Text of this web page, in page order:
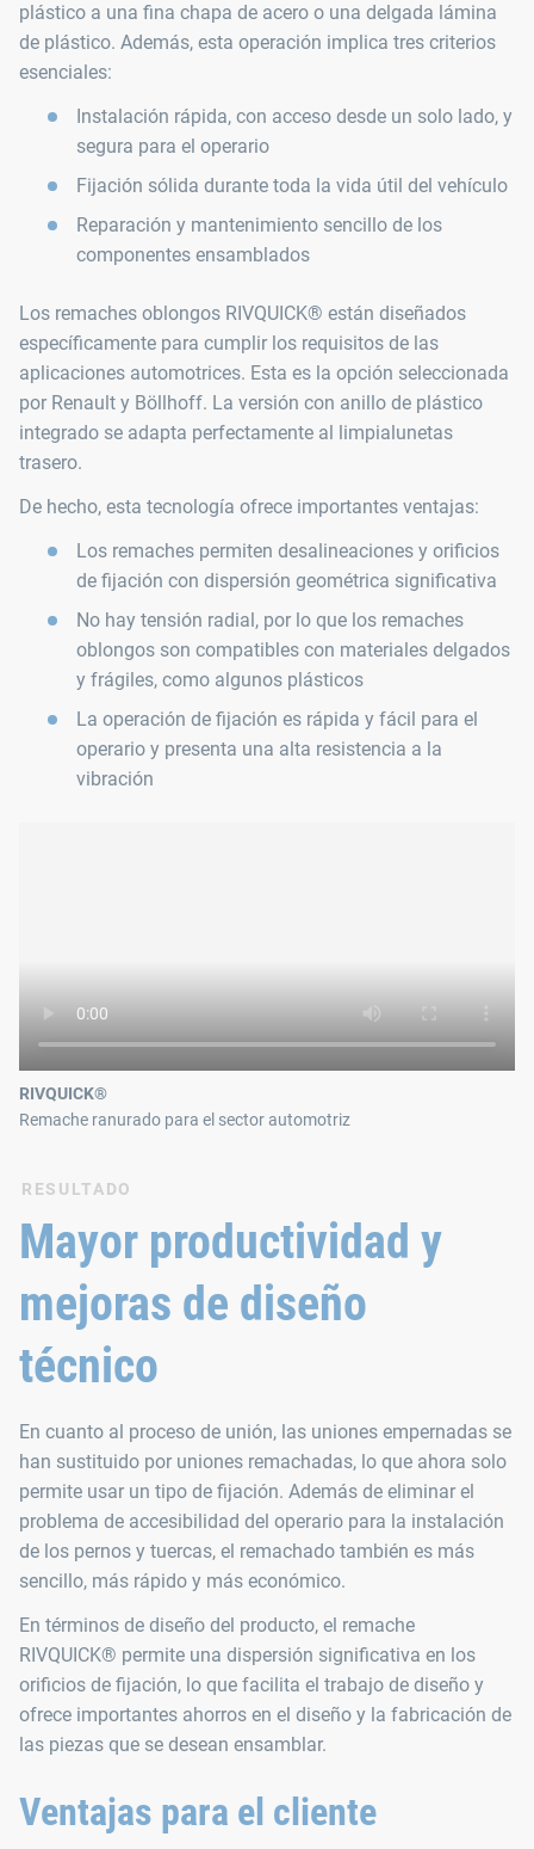
plástico a una fina chapa de acero o una delgada lámina
de plástico. Además, esta operación implica tres criterios
esenciales:
Instalación rápida, con acceso desde un solo lado, y
segura para el operario
Fijación sólida durante toda la vida útil del vehículo
Reparación y mantenimiento sencillo de los
componentes ensamblados
Los remaches oblongos RIVQUICK® están diseñados
específicamente para cumplir los requisitos de las
aplicaciones automotrices. Esta es la opción seleccionada
por Renault y Böllhoff. La versión con anillo de plástico
integrado se adapta perfectamente al limpialunetas
trasero.
De hecho, esta tecnología ofrece importantes ventajas:
Los remaches permiten desalineaciones y orificios
de fijación con dispersión geométrica significativa
No hay tensión radial, por lo que los remaches
oblongos son compatibles con materiales delgados
y frágiles, como algunos plásticos
La operación de fijación es rápida y fácil para el
operario y presenta una alta resistencia a la
vibración
RIVQUICK®
Remache ranurado para el sector automotriz
RESULTADO
Mayor productividad y
mejoras de diseño
técnico
En cuanto al proceso de unión, las uniones empernadas se
han sustituido por uniones remachadas, lo que ahora solo
permite usar un tipo de fijación. Además de eliminar el
problema de accesibilidad del operario para la instalación
de los pernos y tuercas, el remachado también es más
sencillo, más rápido y más económico.
En términos de diseño del producto, el remache
RIVQUICK® permite una dispersión significativa en los
orificios de fijación, lo que facilita el trabajo de diseño y
ofrece importantes ahorros en el diseño y la fabricación de
las piezas que se desean ensamblar.
Ventajas para el cliente